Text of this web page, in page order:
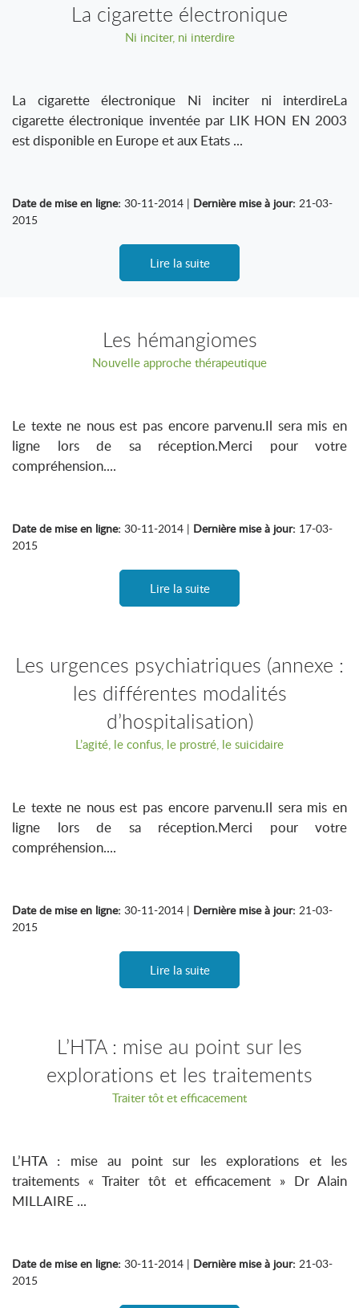
La cigarette électronique
Ni inciter, ni interdire
La cigarette électronique Ni inciter ni interdireLa
cigarette électronique inventée par LIK HON EN 2003
est disponible en Europe et aux Etats ...
Date de mise en ligne: 30-11-2014 | Dernière mise à jour: 21-03-
2015
Lire la suite
Les hémangiomes
Nouvelle approche thérapeutique
Le texte ne nous est pas encore parvenu.Il sera mis en
ligne lors de sa réception.Merci pour votre
compréhension....
Date de mise en ligne: 30-11-2014 | Dernière mise à jour: 17-03-
2015
Lire la suite
Les urgences psychiatriques (annexe :
les différentes modalités
d’hospitalisation)
L’agité, le confus, le prostré, le suicidaire
Le texte ne nous est pas encore parvenu.Il sera mis en
ligne lors de sa réception.Merci pour votre
compréhension....
Date de mise en ligne: 30-11-2014 | Dernière mise à jour: 21-03-
2015
Lire la suite
L’HTA : mise au point sur les
explorations et les traitements
Traiter tôt et efficacement
L’HTA : mise au point sur les explorations et les
traitements « Traiter tôt et efficacement » Dr Alain
MILLAIRE ...
Date de mise en ligne: 30-11-2014 | Dernière mise à jour: 21-03-
2015